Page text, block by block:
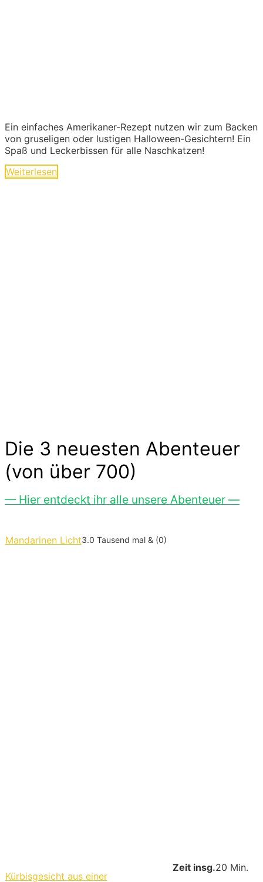
Ein einfaches Amerikaner-Rezept nutzen wir zum Backen
von gruseligen oder lustigen Halloween-Gesichtern! Ein
Spaß und Leckerbissen für alle Naschkatzen!
Weiterlesen
Die 3 neuesten Abenteuer
(von über 700)
— Hier entdeckt ihr alle unsere Abenteuer —
Mandarinen Licht3.0 Tausend mal & (0)
Zeit insg.20 Min.
Kürbisgesicht aus einer